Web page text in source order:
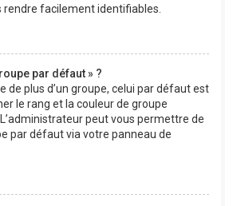
rendre facilement identifiables.
par défaut » ?
de plus d’un groupe, celui par défaut est
le rang et la couleur de groupe
peut vous permettre de
par défaut via votre panneau de